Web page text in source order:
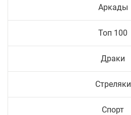
Аркады
Топ 100
Драки
Стреляки
Спорт